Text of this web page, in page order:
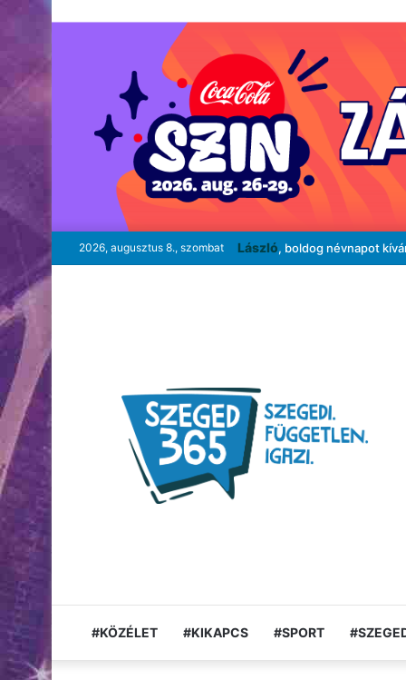
2026, augusztus 8., szombat László, boldog névnapot
#KÖZÉLET #KIKAPCS #SPORT